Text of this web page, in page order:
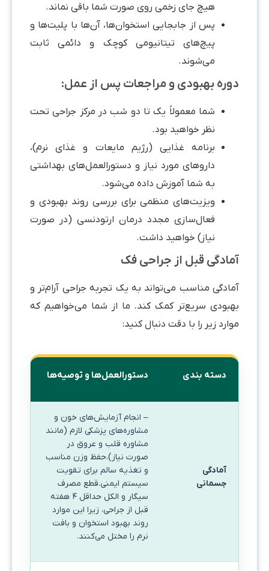
هیچ جای زخمی روی صورت شما باقی نماند.
پس از جابجایی استخوان‌ها، آن‌ها با پلیت‌ها و
پیچ‌های تیتانیومی کوچک و دائمی ثابت
می‌شوند.
دوره بهبودی و مراجعات پس از عمل:
شما معمولاً یک تا دو شب در مرکز جراحی تحت
نظر خواهید بود.
برنامه غذایی (رژیم مایعات و غذای نرم)،
داروهای مورد نیاز و دستورالعمل‌های بهداشتی
به شما آموزش داده می‌شود.
ویزیت‌های منظمی برای بررسی روند بهبودی و
فعال‌سازی مجدد درمان ارتودنسی (در صورت
نیاز) خواهید داشت.
آمادگی‌ قبل از جراحی فک
آمادگی مناسب می‌تواند به یک تجربه جراحی آرام‌تر و
بهبودی سریع‌تر کمک کند. ما از شما می‌خواهیم که
موارد زیر را با دقت دنبال کنید:
دسته بندی دستورالعمل‌ها و توصیه‌ها
آمادگی
جسمانی
– انجام آزمایش‌های خون و
مشاوره‌های پزشکی لازم (مانند
مشاوره قلب و عروق در
صورت نیاز).حفظ وزن مناسب
و تغذیه سالم برای تقویت
سیستم ایمنی.قطع مصرف
سیگار و الکل حداقل ۴ هفته
قبل از جراحی، زیرا این موارد
روند بهبود استخوان و بافت
نرم را مختل می‌کنند.